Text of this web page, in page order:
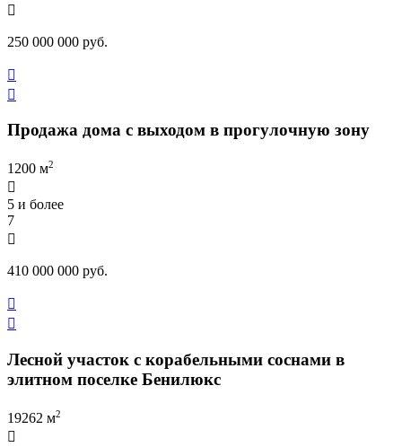

250 000 000 руб.


Продажа дома с выходом в прогулочную зону
1200 м2

5 и более
7

410 000 000 руб.


Лесной участок с корабельными соснами в
элитном поселке Бенилюкс
19262 м2
